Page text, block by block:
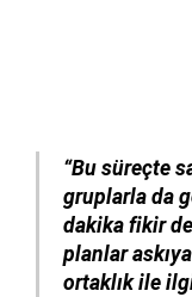
“Bu süreçte
gruplarla da
dakika fikir
planlar
ortaklık ile